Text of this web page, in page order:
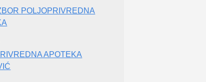
POLJOPRIVREDNA
APOTEKA